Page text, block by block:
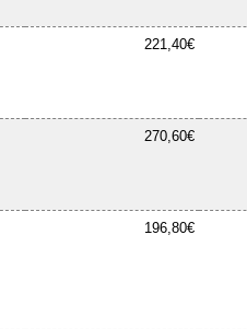
221,40€
270,60€
196,80€